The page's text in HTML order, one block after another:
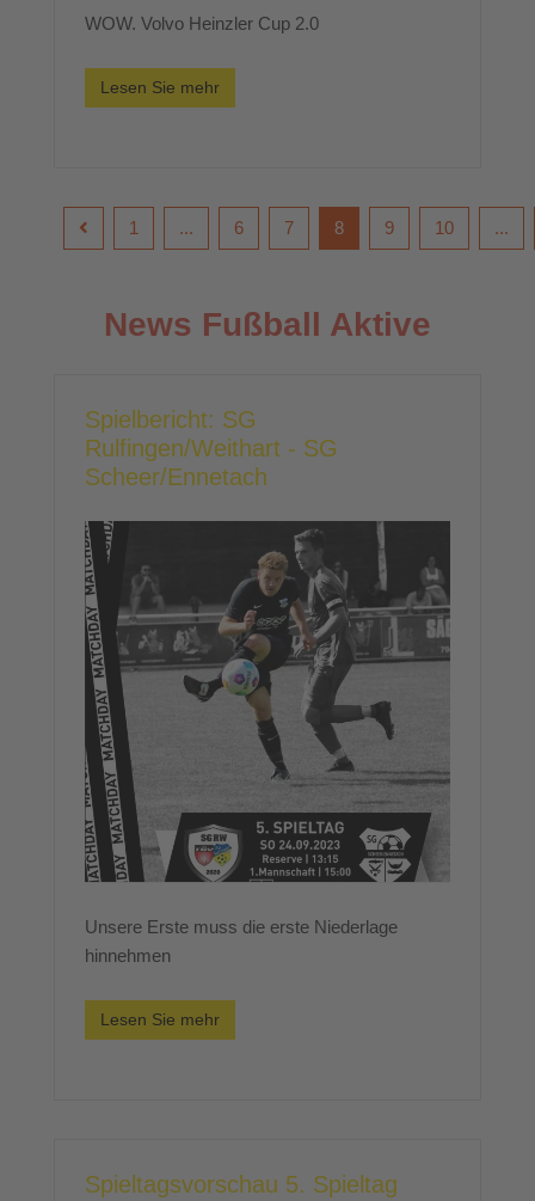
WOW. Volvo Heinzler Cup 2.0
Lesen Sie mehr
1 ... 6 7 8 9 10 ...
News Fußball Aktive
Spielbericht: SG
Rulfingen/Weithart - SG
Scheer/Ennetach
Unsere Erste muss die erste Niederlage
hinnehmen
Lesen Sie mehr
Spieltagsvorschau 5. Spieltag